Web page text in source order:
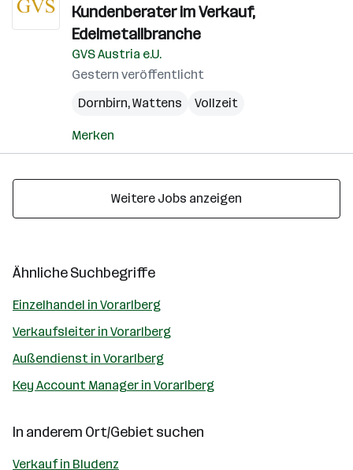
Kundenberater im Verkauf,
Edelmetallbranche
GVS Austria e.U.
Gestern veröffentlicht
Dornbirn,Wattens Vollzeit
Merken
Weitere Jobs anzeigen
Ähnliche Suchbegriffe
Einzelhandel in Vorarlberg
Verkaufsleiter in Vorarlberg
Außendienst in Vorarlberg
Key Account Manager in Vorarlberg
In anderem Ort/Gebiet suchen
Verkauf in Bludenz